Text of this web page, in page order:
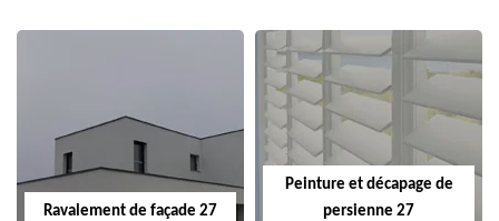
Ravalement de façade 27
Peinture et décapage de
persienne 27